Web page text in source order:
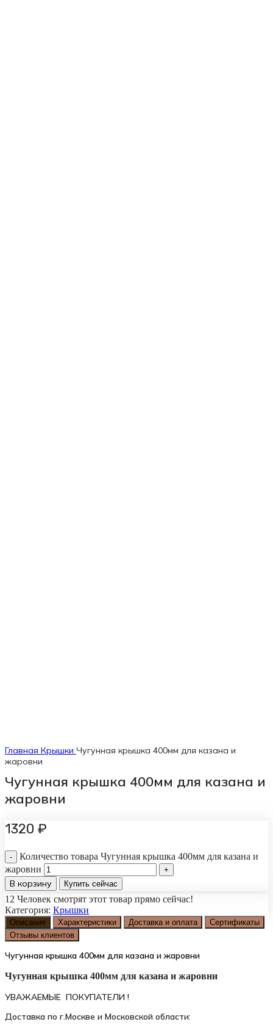
Главная Крышки Чугунная крышка 400мм для казана и
жаровни
Чугунная крышка 400мм для казана и
жаровни
1320 ₽
Количество товара Чугунная крышка 400мм для казана и
жаровни
В корзину Купить сейчас
12 Человек смотрят этот товар прямо сейчас!
Категория: Крышки
Описание Характеристики Доставка и оплата
Сертификаты
Отзывы клиентов
Чугунная крышка 400мм для казана и жаровни
Чугунная крышка 400мм для казана и жаровни
УВАЖАЕМЫЕ ПОКУПАТЕЛИ !
Доставка по г.Москве и Московской области: